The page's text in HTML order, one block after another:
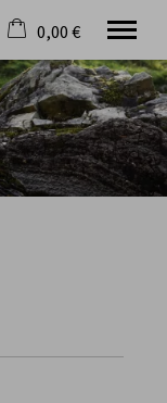
0,00 €
×